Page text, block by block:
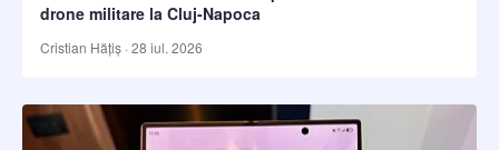
drone militare la Cluj-Napoca
Cristian Hățiș · 28 iul. 2026